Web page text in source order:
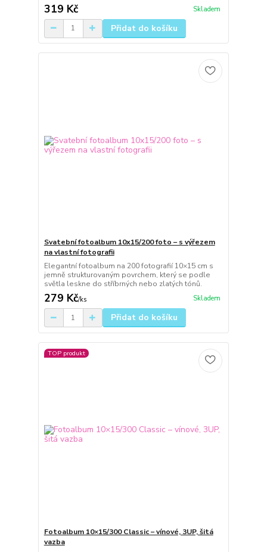
319 Kč Skladem
Přidat do košíku
Svatební fotoalbum 10x15/200 foto – s výřezem
na vlastní fotografii
Elegantní fotoalbum na 200 fotografií 10×15 cm s
jemně strukturovaným povrchem, který se podle
světla leskne do stříbrných nebo zlatých tónů.
279 Kč/ks Skladem
Přidat do košíku
TOP produkt
Fotoalbum 10×15/300 Classic – vínové, 3UP, šitá
vazba